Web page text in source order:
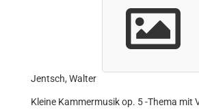
Jentsch, Walter
Kleine Kammermusik op. 5 -Thema mit